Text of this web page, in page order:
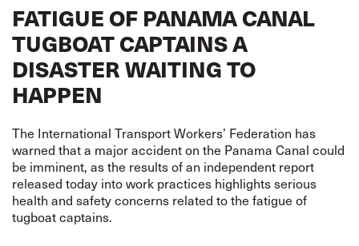
FATIGUE OF PANAMA CANAL
TUGBOAT CAPTAINS A
DISASTER WAITING TO
HAPPEN
The International Transport Workers’ Federation has
warned that a major accident on the Panama Canal could
be imminent, as the results of an independent report
released today into work practices highlights serious
health and safety concerns related to the fatigue of
tugboat captains.